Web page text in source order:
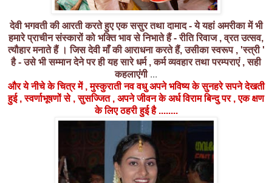
देवी भगवती की आरती करते हुए एक ससुर तथा दामाद - ये यहां अमरीका में भी
हमारे प्राचीन संस्कारों को भक्ति भाव से निभाते हैं - रीति रिवाज , व्रत उत्सव,
त्यौहार मनाते हैं । जिस देवी माँ की आराधना करते हैं, उसीका स्वरूप , 'स्त्री '
है - उसे भी सम्मान देने पर ही यह सारे धर्म , कर्म व्यवहार तथा परम्पराएं , सही
कहलाएंगी...
और ये नीचे के चित्र में , मुस्कुराती नव वधु अपने भविष्य के सुनहरे सपने देखती
हुई , स्वर्णाभूषणों से , सुसज्जित , अपने जीवन के अर्ध विराम बिन्दु पर , एक क्षण
के लिए ठहरी हुई है ........